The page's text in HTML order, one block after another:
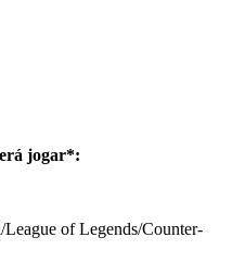
jogar*:
of Legends/Counter-